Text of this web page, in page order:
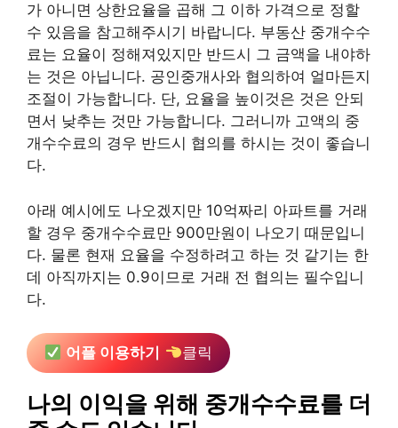
가 아니면 상한요율을 곱해 그 이하 가격으로 정할
수 있음을 참고해주시기 바랍니다. 부동산 중개수수
료는 요율이 정해져있지만 반드시 그 금액을 내야하
는 것은 아닙니다. 공인중개사와 협의하여 얼마든지
조절이 가능합니다. 단, 요율을 높이것은 것은 안되
면서 낮추는 것만 가능합니다. 그러니까 고액의 중
개수수료의 경우 반드시 협의를 하시는 것이 좋습니
다.
아래 예시에도 나오겠지만 10억짜리 아파트를 거래
할 경우 중개수수료만 900만원이 나오기 때문입니
다. 물론 현재 요율을 수정하려고 하는 것 같기는 한
데 아직까지는 0.9이므로 거래 전 협의는 필수입니
다.
어플 이용하기 클릭
나의 이익을 위해 중개수수료를 더